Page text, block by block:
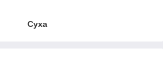
Суха